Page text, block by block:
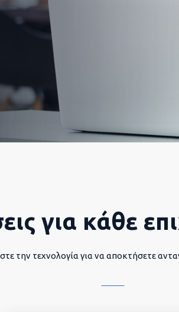
για κάθε
την τεχνολογία για να αποκτήσετε